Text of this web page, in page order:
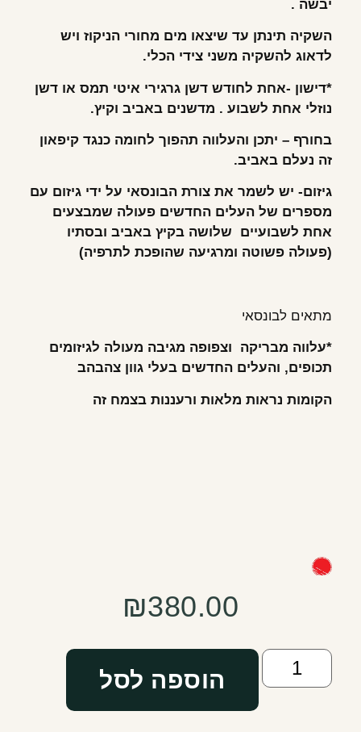
יבשה .
השקיה תינתן עד שיצאו מים מחורי הניקוז ויש
לדאוג להשקיה משני צידי הכלי.
*דישון -אחת לחודש דשן גרגירי איטי תמס או דשן
נוזלי אחת לשבוע . מדשנים באביב וקיץ.
בחורף – יתכן והעלווה תהפוך לחומה כנגד קיפאון
זה נעלם באביב.
גיזום- יש לשמר את צורת הבונסאי על ידי גיזום עם
מספרים של העלים החדשים פעולה שמבצעים
אחת לשבועיים שלושה בקיץ באביב ובסתיו
(פעולה פשוטה ומרגיעה שהופכת לתרפיה)
מתאים לבונסאי
*עלווה מבריקה וצפופה מגיבה מעולה לגיזומים
תכופים, והעלים החדשים בעלי גוון צהבהב
הקומות נראות מלאות ורעננות בצמח זה
₪380.00
הוספה לסל